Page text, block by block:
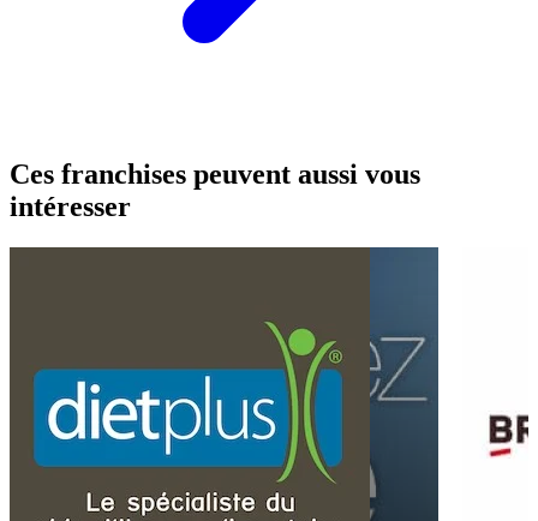
Ces franchises peuvent aussi vous
intéresser